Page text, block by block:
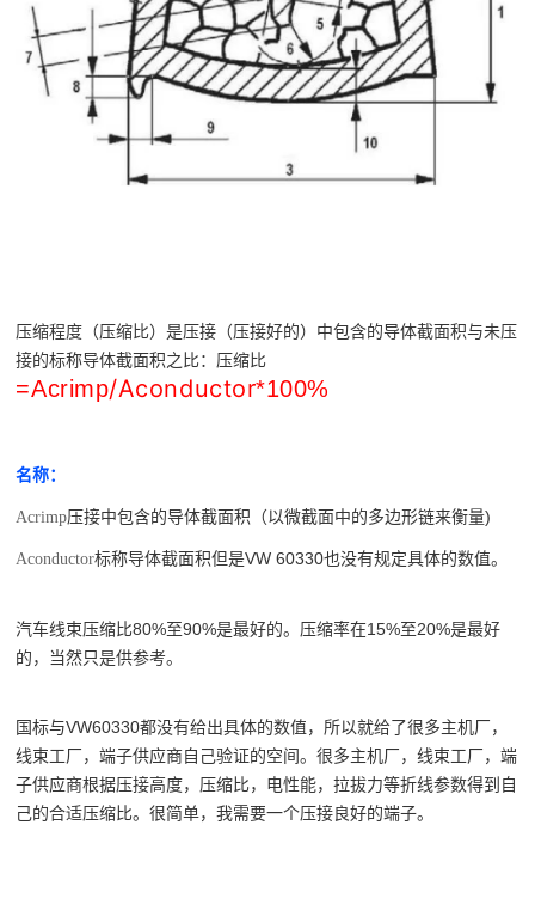
压缩程度（压缩比）是压接（压接好的）中包含的导体截面积与未压
接的标称导体截面积之比：压缩比
=Acrimp/Aconductor*100%
名称：
Acrimp压接中包含的导体截面积（以微截面中的多边形链来衡量)
Aconductor标称导体截面积但是VW 60330也没有规定具体的数值。
汽车线束压缩比80%至90%是最好的。压缩率在15%至20%是最好
的，当然只是供参考。
国标与VW60330都没有给出具体的数值，所以就给了很多主机厂，
线束工厂，端子供应商自己验证的空间。很多主机厂，线束工厂，端
子供应商根据压接高度，压缩比，电性能，拉拔力等折线参数得到自
己的合适压缩比。很简单，我需要一个压接良好的端子。